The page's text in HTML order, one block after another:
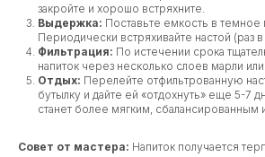
закройте и хорошо встряхните.
Выдержка: Поставьте емкость в темное
Периодически встряхивайте настой (раз
Фильтрация: По истечении срока
напиток через несколько слоев марли
Отдых: Перелейте отфильтрованную
бутылку и дайте ей «отдохнуть» еще 5-7
станет более мягким, сбалансированным
Совет от мастера: Напиток получается